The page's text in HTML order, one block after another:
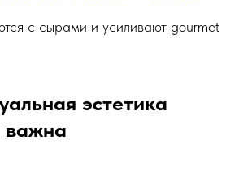
с сырами и усиливают gourmet
эстетика
важна